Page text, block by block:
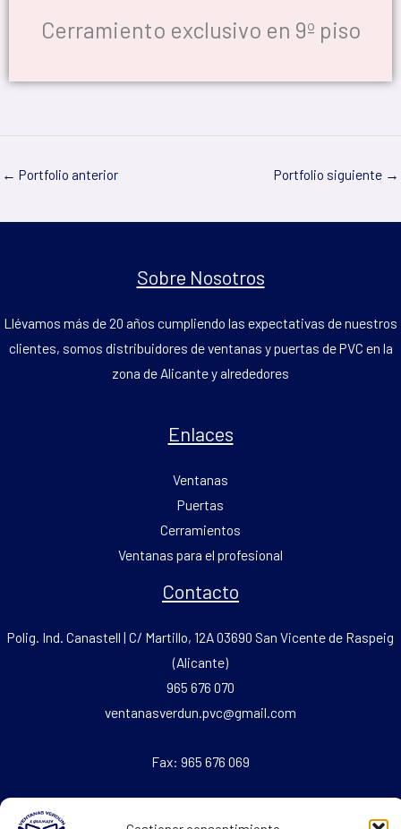
Cerramiento exclusivo en 9º piso
← Portfolio anterior Portfolio siguiente →
Sobre Nosotros
Llévamos más de 20 años cumpliendo las expectativas de nuestros
clientes, somos distribuidores de ventanas y puertas de PVC en la
zona de Alicante y alrededores
Enlaces
Ventanas
Puertas
Cerramientos
Ventanas para el profesional
Contacto
Polig. Ind. Canastell | C/ Martillo, 12A 03690 San Vicente de Raspeig
(Alicante)
965 676 070
ventanasverdun.pvc@gmail.com
Fax: 965 676 069
Textos Legales